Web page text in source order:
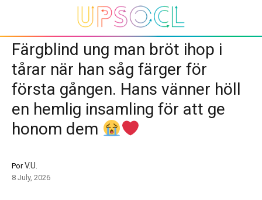
Färgblind ung man bröt ihop i
tårar när han såg färger för
första gången. Hans vänner höll
en hemlig insamling för att ge
honom dem
PorV.U.
8 July, 2026